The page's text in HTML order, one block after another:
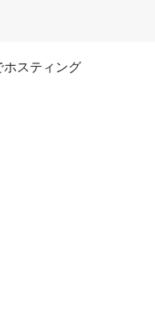
スティング